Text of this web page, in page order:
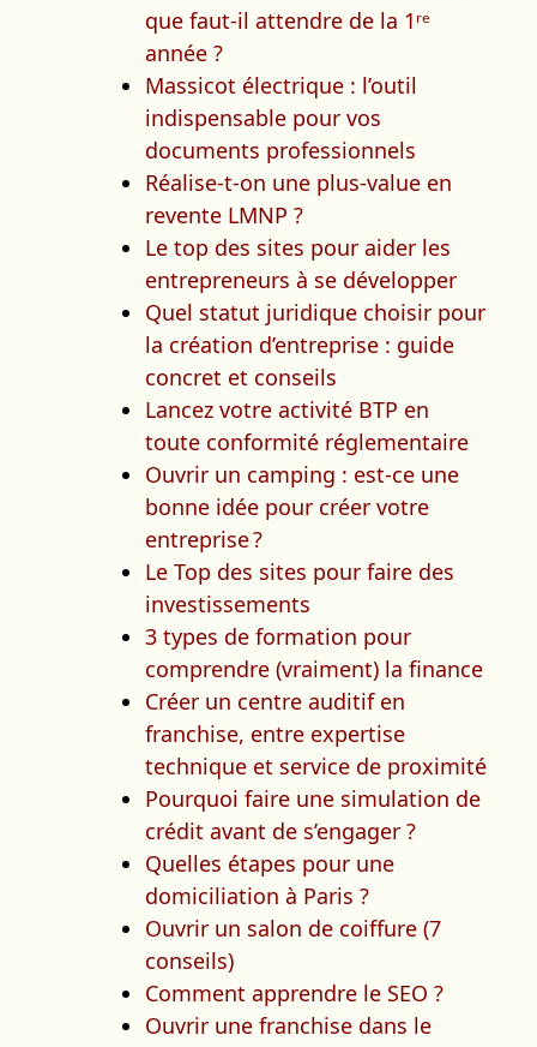
que faut-il attendre de la 1ʳᵉ
année ?
Massicot électrique : l’outil
indispensable pour vos
documents professionnels
Réalise-t-on une plus-value en
revente LMNP ?
Le top des sites pour aider les
entrepreneurs à se développer
Quel statut juridique choisir pour
la création d’entreprise : guide
concret et conseils
Lancez votre activité BTP en
toute conformité réglementaire
Ouvrir un camping : est-ce une
bonne idée pour créer votre
entreprise ?
Le Top des sites pour faire des
investissements
3 types de formation pour
comprendre (vraiment) la finance
Créer un centre auditif en
franchise, entre expertise
technique et service de proximité
Pourquoi faire une simulation de
crédit avant de s’engager ?
Quelles étapes pour une
domiciliation à Paris ?
Ouvrir un salon de coiffure (7
conseils)
Comment apprendre le SEO ?
Ouvrir une franchise dans le